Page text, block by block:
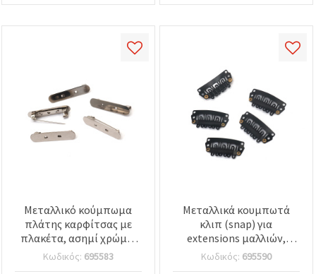
Μεταλλικό κούμπωμα
πλάτης καρφίτσας με
πλακέτα, ασημί χρώμα,
8x38x8 mm – Σετ 5 τεμ.
Κωδικός: 695583
Μεταλλικά κουμπωτά
κλιπ (snap) για
extensions μαλλιών,
14x28 mm, μαύρα -
Συσκευασία 10 τεμ.
Κωδικός: 695590